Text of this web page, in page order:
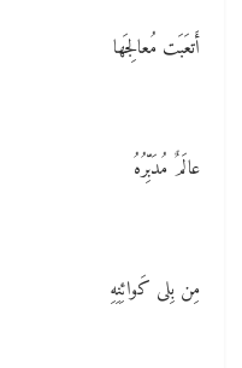
أَتعَبَت مُعالِجَها
عالَمٌ مُدَبِّرُهُ
مِن بِلى كَوائِنِهِ